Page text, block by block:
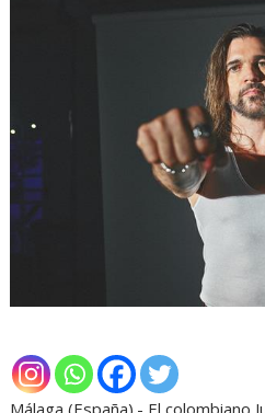
Málaga (España).- El colombiano